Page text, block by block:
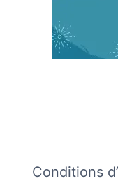
Conditions